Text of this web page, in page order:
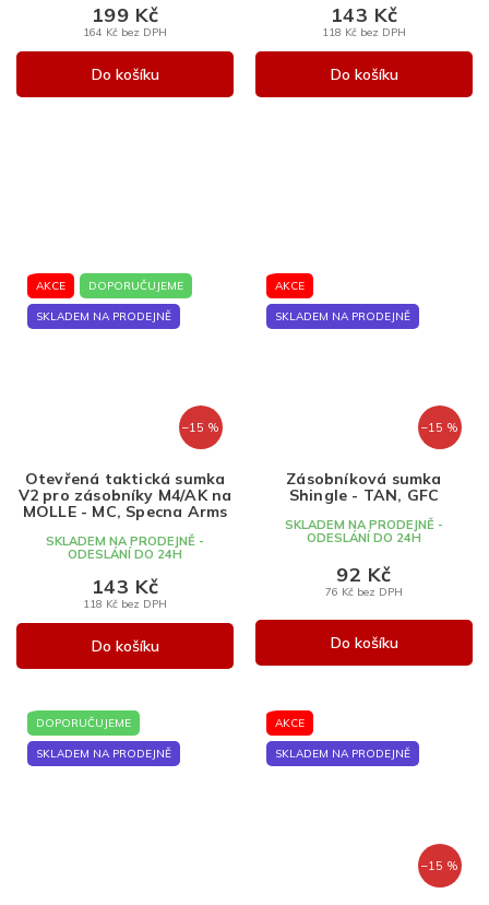
164 Kč bez DPH
199 Kč
Do košíku
118 Kč bez DPH
143 Kč
Do košíku
AKCE DOPORUČUJEME
SKLADEM NA PRODEJNĚ
–15 %
Otevřená taktická sumka
V2 pro zásobníky M4/AK na
MOLLE - MC, Specna Arms
SKLADEM NA PRODEJNĚ -
ODESLÁNÍ DO 24H
118 Kč bez DPH
143 Kč
Do košíku
AKCE
SKLADEM NA PRODEJNĚ
–15 %
Zásobníková sumka
Shingle - TAN, GFC
SKLADEM NA PRODEJNĚ -
ODESLÁNÍ DO 24H
76 Kč bez DPH
92 Kč
Do košíku
DOPORUČUJEME
SKLADEM NA PRODEJNĚ
AKCE
SKLADEM NA PRODEJNĚ
–15 %